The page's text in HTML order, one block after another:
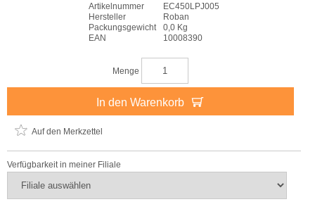
Artikelnummer
EC450LPJ005
Hersteller
Roban
Packungsgewicht
0,0 Kg
EAN
10008390
Menge
In den Warenkorb
Auf den Merkzettel
Verfügbarkeit in meiner Filiale